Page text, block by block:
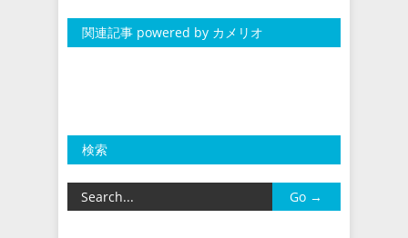
関連記事 powered by カメリオ
検索